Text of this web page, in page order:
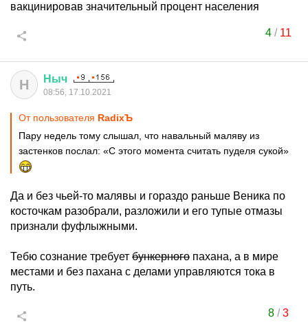
вакцинировав значительный процент населения
4/ 11
Н Ныч
08:56, 17.10.2021
От пользователя RadixЪ
Пару недель тому слышал, что навальный маляву из
застенков послал: «С этого момента считать пуделя сукой»
Да и без чьей-то малявы и гораздо раньше Веника по
косточкам разобрали, разложили и его тупые отмазы
признали фуфлыжными.
Тебю сознание требует бункерного пахана, а в мире
местами и без пахана с делами управляются тока в
путь.
8/3